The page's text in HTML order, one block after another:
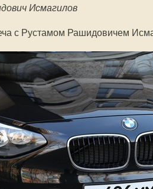
Исмагилов
с Рустамом Рашидовичем